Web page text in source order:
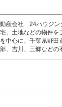
産会社 24ハウジン
、土地などの物件を
中心に、千葉県野田
、吉川、三郷など